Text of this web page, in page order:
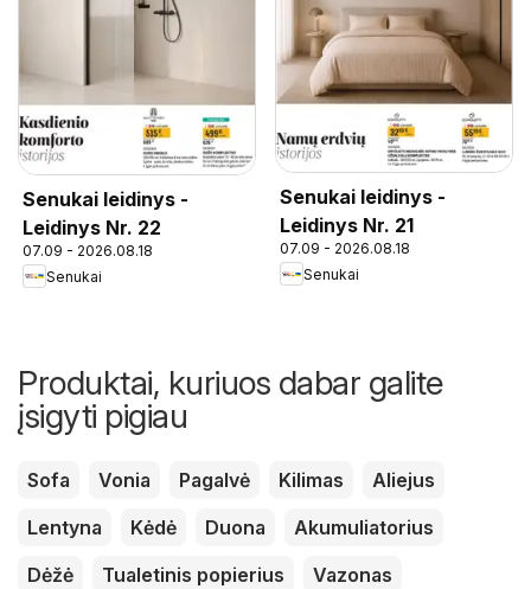
Senukai leidinys -
Leidinys Nr. 22
07.09 - 2026.08.18
Senukai
Senukai leidinys -
Leidinys Nr. 21
07.09 - 2026.08.18
Senukai
Produktai, kuriuos dabar galite
įsigyti pigiau
Sofa Vonia Pagalvė Kilimas
Aliejus
Lentyna
Kėdė Duona
Akumuliatorius
Dėžė
Tualetinis popierius
Vazonas